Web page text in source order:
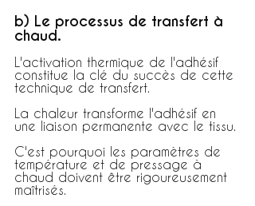
b) Le processus de transfert à
chaud.
L'activation thermique de l'adhésif
constitue la clé du succès de cette
technique de transfert.
La chaleur transforme l'adhésif en
une liaison permanente avec le tissu.
C'est pourquoi les paramètres de
température et de pressage à
chaud doivent être rigoureusement
maîtrisés.